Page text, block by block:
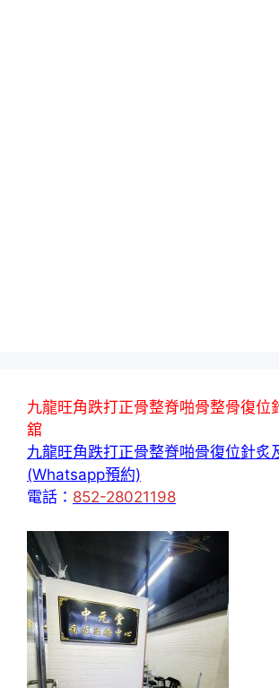
九龍旺角跌打正骨整脊啪骨整骨復位
舘
九龍旺角跌打正骨整脊啪骨復位針炙
(Whatsapp預約)
電話： 852-28021198